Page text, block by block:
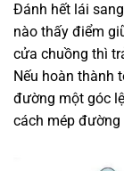
Đánh hết lái
nào thấy điểm
cửa chuồng thì
Nếu hoàn thành
đường một góc
cách mép đường